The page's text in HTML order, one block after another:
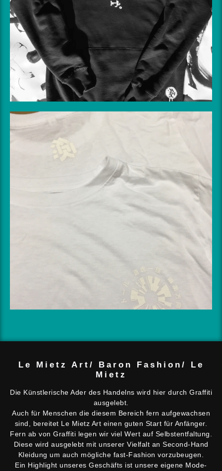
Le Mietz Art/ Baron Fashion/ Le
Mietz
Die Künstlerische Ader des Handelns wird hier durch Graffiti
ausgelebt.
Auch für Menschen die diesem Bereich fern aufgewachsen
sind, bereitet Le Mietz Art einen guten Start für Anfänger.
Fern ab von Graffiti legen wir viel Wert auf Selbstentfaltung.
Diese wird ausgelebt mit unserer Vielfalt an Second-Hand
Kleidung um auch mögliche fast-Fashion vorzubeugen.
Ein Highlight unseres Geschäfts ist unsere eigene Mode-